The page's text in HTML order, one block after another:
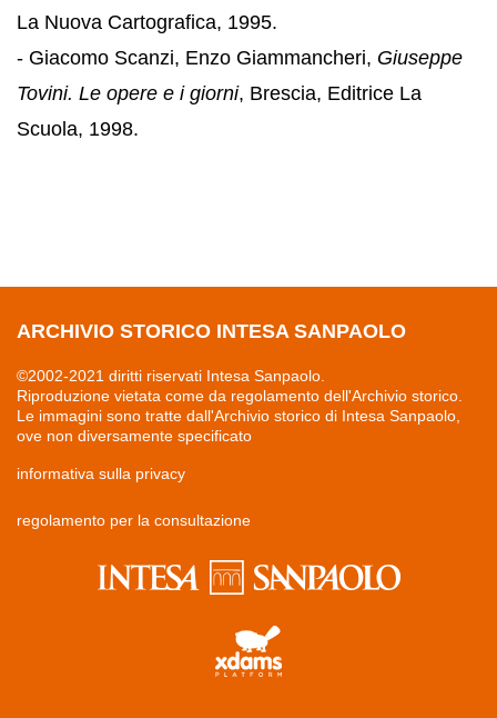
La Nuova Cartografica, 1995.
- Giacomo Scanzi, Enzo Giammancheri, Giuseppe
Tovini. Le opere e i giorni, Brescia, Editrice La
Scuola, 1998.
ARCHIVIO STORICO INTESA SANPAOLO
©2002-2021 diritti riservati Intesa Sanpaolo.
Riproduzione vietata come da regolamento dell'Archivio storico.
Le immagini sono tratte dall'Archivio storico di Intesa Sanpaolo,
ove non diversamente specificato
informativa sulla privacy
regolamento per la consultazione